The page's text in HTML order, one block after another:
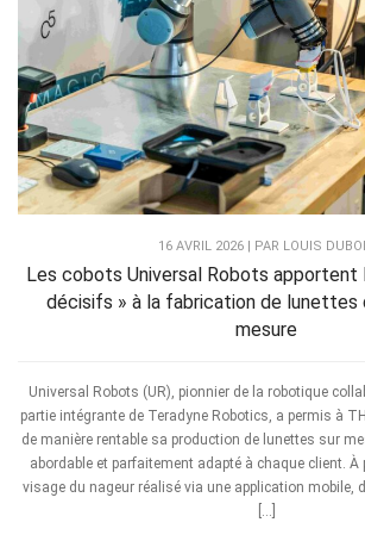
16 AVRIL 2026 | PAR LOUIS
Les cobots Universal Robots apportent
décisifs » à la fabrication de lunettes
mesure
Universal Robots (UR), pionnier de la robotique
partie intégrante de Teradyne Robotics, a permis à
de manière rentable sa production de lunettes sur
abordable et parfaitement adapté à chaque client. À
visage du nageur réalisé via une application mobile,
[…]